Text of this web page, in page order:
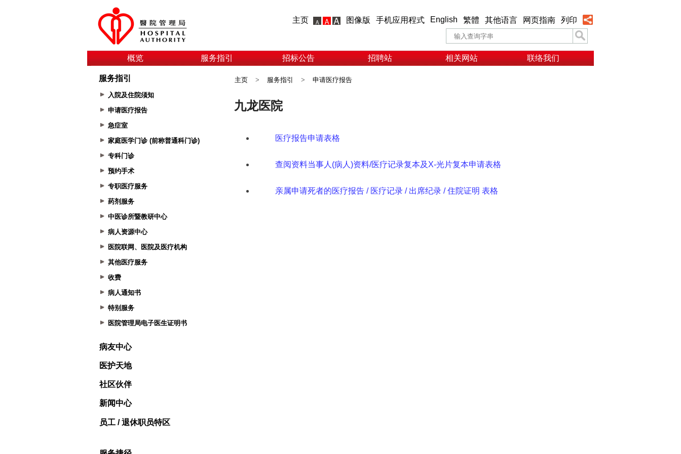
主页 图像版 手机应用程式 English 繁體 其他语言 网页指南 列印
概览 服务指引 招标公告 招聘站 相关网站 联络我们
服务指引
入院及住院须知
申请医疗报告
急症室
家庭医学门诊 (前称普通科门诊)
专科门诊
预约手术
专职医疗服务
药剂服务
中医诊所暨教研中心
病人资源中心
医院联网、医院及医疗机构
其他医疗服务
收费
病人通知书
特别服务
医院管理局电子医生证明书
病友中心
医护天地
社区伙伴
新闻中心
员工 / 退休职员特区
主页 > 服务指引 > 申请医疗报告